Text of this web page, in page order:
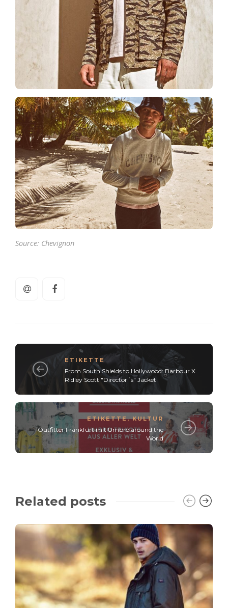
Source: Chevignon
ETIKETTE
From South Shields to Hollywood: Barbour X
Ridley Scott "Director´s" Jacket
ETIKETTE,KULTUR
Outfitter Frankfurt mit Umbro around the
World
Related posts